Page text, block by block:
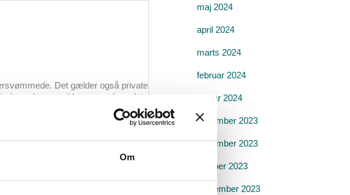
Om
Det gælder også private
hvor der er problemer med vandet
maj 2024
april 2024
marts 2024
februar 2024
januar 2024
december 2023
november 2023
oktober 2023
september 2023